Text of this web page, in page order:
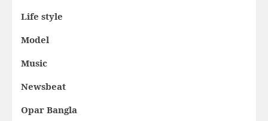
Life style
Model
Music
Newsbeat
Opar Bangla